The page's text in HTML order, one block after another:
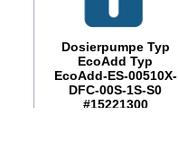
Dosierpumpe Typ
EcoAdd Typ
EcoAdd-ES-00510X-
DFC-00S-1S-S0
#15221300